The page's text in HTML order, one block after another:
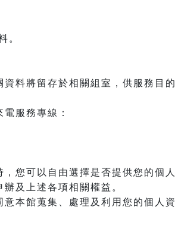
。
料將留存於相關組室，供服務目的
服務專線：
您可以自由選擇是否提供您的個人
及上述各項相關權益。
本館蒐集、處理及利用您的個人資